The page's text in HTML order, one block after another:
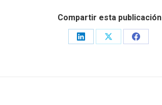
Compartir esta publicación
Share
Share
Share